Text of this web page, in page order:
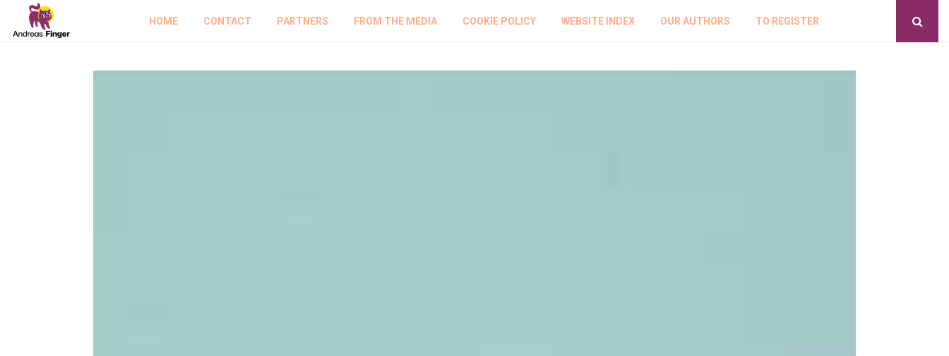
HOME CONTACT PARTNERS FROM THE MEDIA COOKIE POLICY WEBSITE INDEX OUR AUTHORS TO REGISTER